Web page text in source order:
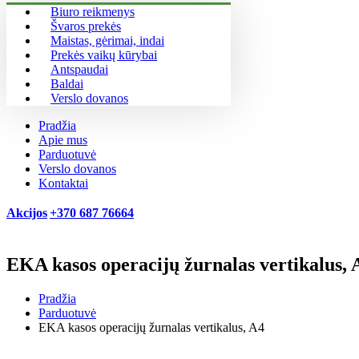
Biuro reikmenys
Švaros prekės
Maistas, gėrimai, indai
Prekės vaikų kūrybai
Antspaudai
Baldai
Verslo dovanos
Pradžia
Apie mus
Parduotuvė
Verslo dovanos
Kontaktai
Akcijos+370 687 76664
EKA kasos operacijų žurnalas vertikalus,
Pradžia
Parduotuvė
EKA kasos operacijų žurnalas vertikalus, A4